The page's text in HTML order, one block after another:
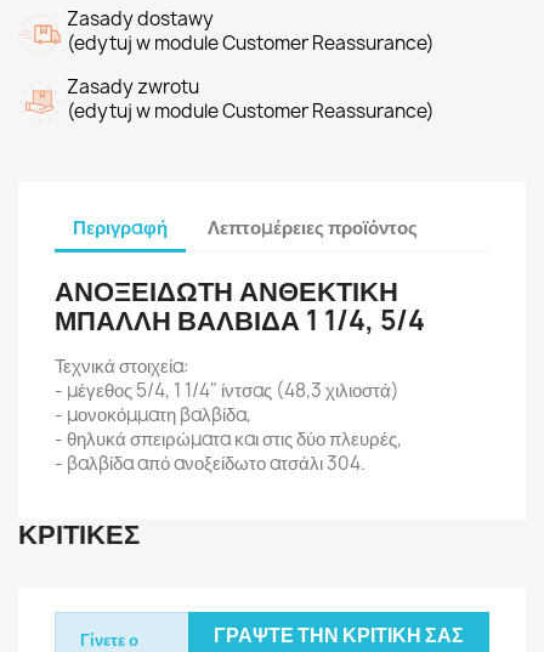
Zasady dostawy
(edytuj w module Customer Reassurance)
Zasady zwrotu
(edytuj w module Customer Reassurance)
Περιγραφή Λεπτομέρειες προϊόντος
ΑΝΟΞΕΙΔΩΤΗ ΑΝΘΕΚΤΙΚΗ
ΜΠΑΛΛΗ ΒΑΛΒΙΔΑ 1 1/4, 5/4
Τεχνικά στοιχεία:
- μέγεθος 5/4, 1 1/4" ίντσας (48,3 χιλιοστά)
- μονοκόμματη βαλβίδα,
- θηλυκά σπειρώματα και στις δύο πλευρές,
- βαλβίδα από ανοξείδωτο ατσάλι 304.
ΚΡΙΤΙΚΈΣ
ΓΡΆΨΤΕ ΤΗΝ ΚΡΙΤΙΚΉ ΣΑΣ
Γίνετε ο